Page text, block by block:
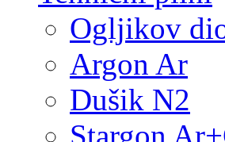
Ogljikov
Argon Ar
Dušik N2
Stargon